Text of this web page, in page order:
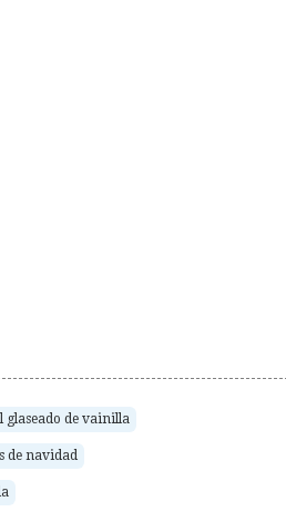
glaseado de vainilla
de navidad